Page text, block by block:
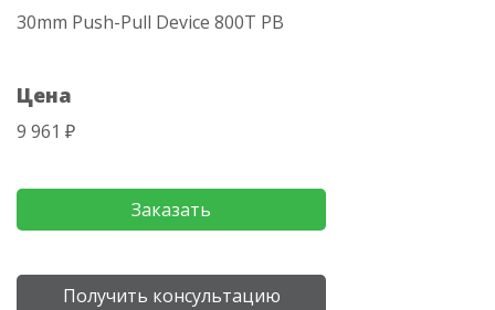
30mm Push-Pull Device 800T PB
Цена
9 961 ₽
Заказать
Получить консультацию